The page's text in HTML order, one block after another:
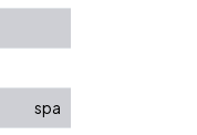
spa